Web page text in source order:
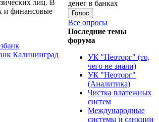
лиц. В
и финансовые
Калининград
денег в банках
Все опросы
Последние темы
форума
УК "Неоторг" (то,
чего не знали)
УК "Неоторг"
(Аналитика)
Чистка платежных
систем
Международные
системы и санкции